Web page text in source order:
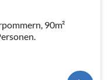
90m²